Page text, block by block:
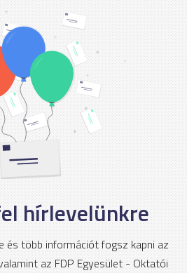
hírlevelünkre
és több információt fogsz kapni az
az FDP Egyesület - Oktatói